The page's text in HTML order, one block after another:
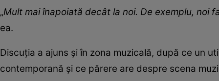
„Mult mai înapoiată decât la noi. De exemplu, noi
ea.
Discuția a ajuns și în zona muzicală, după ce un
contemporană și ce părere are despre scena